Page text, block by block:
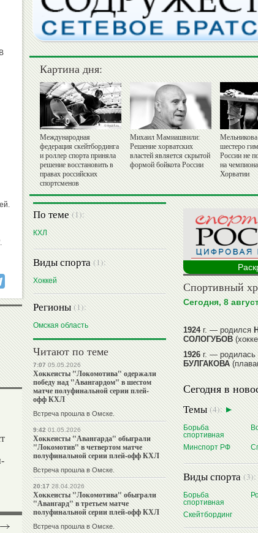
Картина дня:
Международная
федерация скейтбординга
и роллер спорта приняла
решение восстановить в
правах российских
спортсменов
Михаил Мамиашвили:
Решение хорватских
властей является скрытой
формой бойкота России
шестеро
России не
на
Хорватии
По теме(1):
КХЛ
Виды спорта(1):
Хоккей
Регионы(1):
Омская область
Читают по теме
7:0705.05.2026
Хоккеисты "Локомотива" одержали
победу над "Авангардом" в шестом
матче полуфинальной серии плей-
офф КХЛ
Встреча прошла в Омске.
9:4201.05.2026
Хоккеисты "Авангарда" обыграли
"Локомотив" в четвертом матче
полуфинальной серии плей-офф КХЛ
Встреча прошла в Омске.
20:1728.04.2026
Хоккеисты "Локомотива" обыграли
"Авангард" в третьем матче
полуфинальной серии плей-офф КХЛ
Встреча прошла в Омске.
Спортивный
Сегодня, 8
1924г. — родился
СОЛОГУБОВ
1926г. — родилась
БУЛГАКОВА
1941г. — родилась
ПРОКОПЕНКО
(баскетбол)
1964г. — родился
ЖУРАВСКИЙ
и каноэ)
1964г. — родился
(хоккей)
Сегодня в
Темы(4):
Борьба
спортивная
Минспорт РФ
Виды спорта(3):
Борьба
спортивная
Скейтбординг